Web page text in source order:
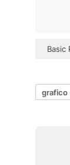
Basic
grafico